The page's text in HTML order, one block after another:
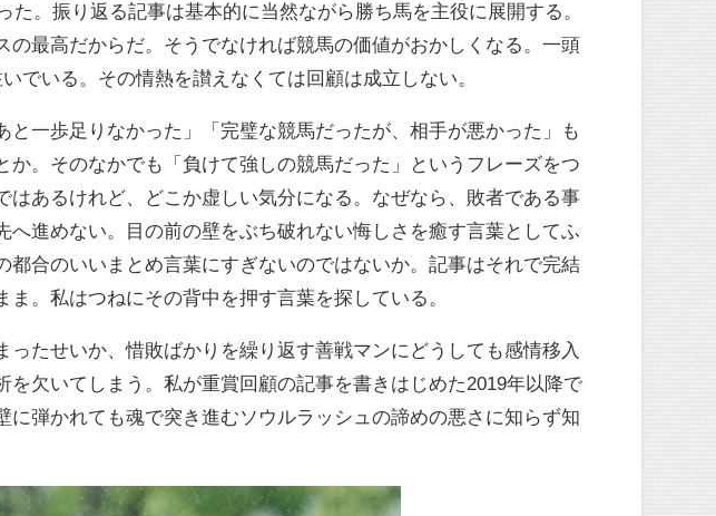
。振り返る記事は基本的に当然ながら勝ち馬を主役に展開する。
最高だからだ。そうでなければ競馬の価値がおかしくなる。一頭
でいる。その情熱を讃えなくては回顧は成立しない。
一歩足りなかった」「完璧な競馬だったが、相手が悪かった」も
。そのなかでも「負けて強しの競馬だった」というフレーズをつ
あるけれど、どこか虚しい気分になる。なぜなら、敗者である事
進めない。目の前の壁をぶち破れない悔しさを癒す言葉としてふ
合のいいまとめ言葉にすぎないのではないか。記事はそれで完結
。私はつねにその背中を押す言葉を探している。
たせいか、惜敗ばかりを繰り返す善戦マンにどうしても感情移入
欠いてしまう。私が重賞回顧の記事を書きはじめた2019年以降で
弾かれても魂で突き進むソウルラッシュの諦めの悪さに知らず知